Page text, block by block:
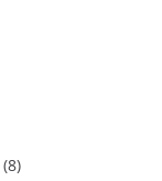
(8)